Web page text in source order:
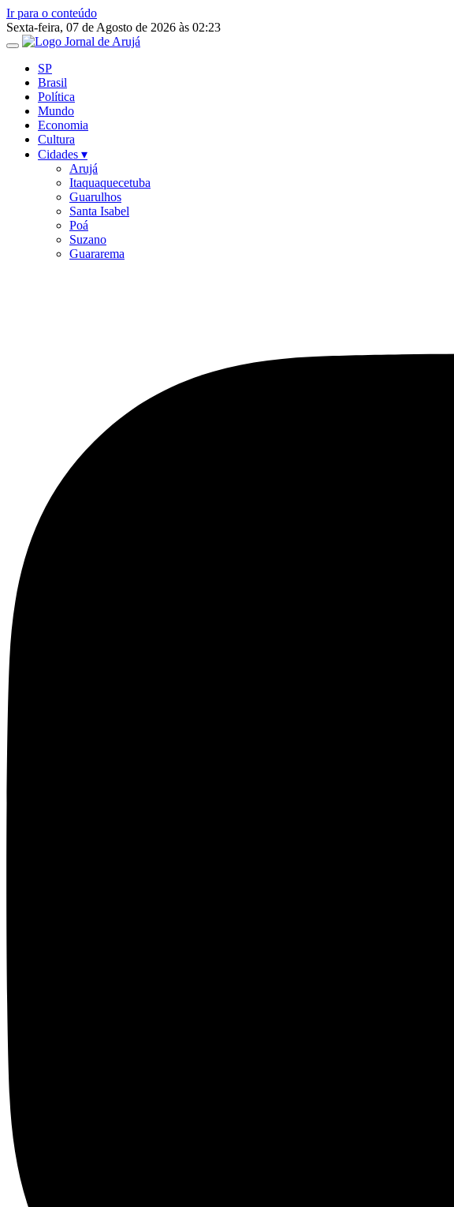
Ir para o conteúdo
Sexta-feira, 07 de Agosto de 2026 às 02:23
SP
Brasil
Política
Mundo
Economia
Cultura
Cidades ▾
Arujá
Itaquaquecetuba
Guarulhos
Santa Isabel
Poá
Suzano
Guararema